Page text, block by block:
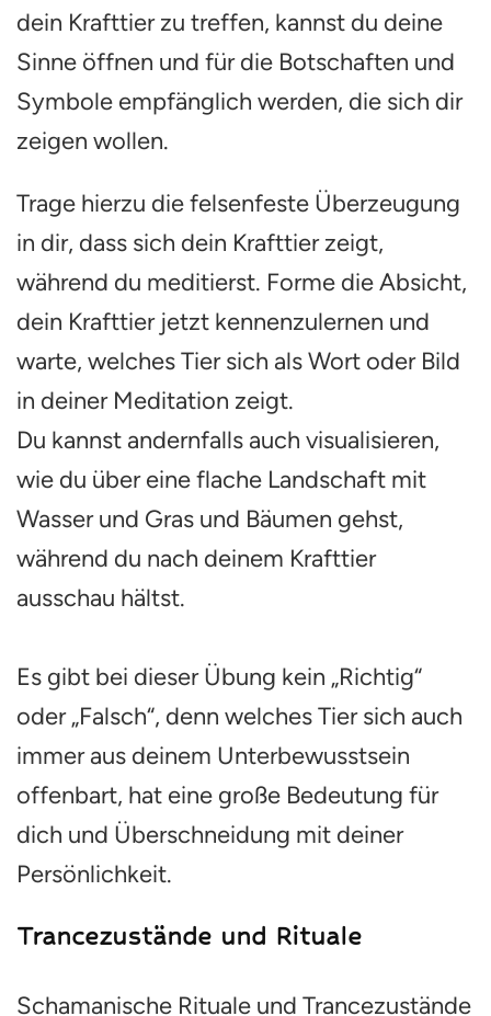
dein Krafttier zu treffen, kannst du deine
Sinne öffnen und für die Botschaften und
Symbole empfänglich werden, die sich dir
zeigen wollen.
Trage hierzu die felsenfeste Überzeugung
in dir, dass sich dein Krafttier zeigt,
während du meditierst. Forme die Absicht,
dein Krafttier jetzt kennenzulernen und
warte, welches Tier sich als Wort oder Bild
in deiner Meditation zeigt.
Du kannst andernfalls auch visualisieren,
wie du über eine flache Landschaft mit
Wasser und Gras und Bäumen gehst,
während du nach deinem Krafttier
ausschau hältst.
Es gibt bei dieser Übung kein „Richtig“
oder „Falsch“, denn welches Tier sich auch
immer aus deinem Unterbewusstsein
offenbart, hat eine große Bedeutung für
dich und Überschneidung mit deiner
Persönlichkeit.
Trancezustände und Rituale
Schamanische Rituale und Trancezustände